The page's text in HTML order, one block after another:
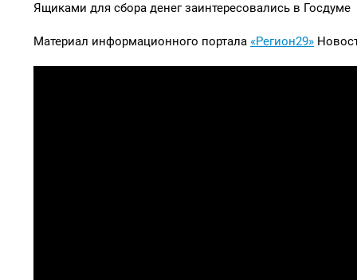
Ящиками для сбора денег заинтересовались в Госдуме
Материал информационного портала «Регион29»